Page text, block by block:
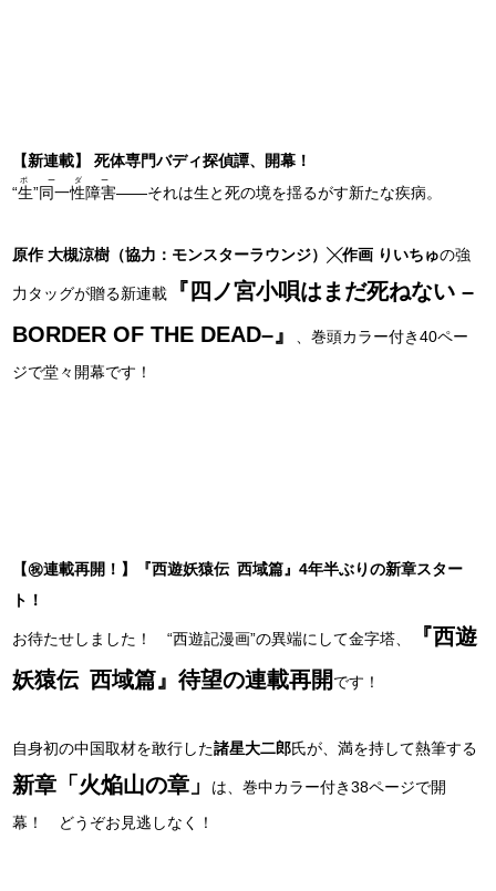
【新連載】 死体専門バディ探偵譚、開幕！
“生”同一性障害
ボーダー
——それは生と死の境を揺るがす新たな疾病。
原作 大槻涼樹（協力：モンスターラウンジ）╳作画 りいちゅの強
力タッグが贈る新連載
『四ノ宮小唄はまだ死ねない –
BORDER OF THE DEAD–』
、巻頭カラー付き40ペー
ジで堂々開幕です！
【㊗連載再開！】『西遊妖猿伝 西域篇』4年半ぶりの新章スター
ト！
お待たせしました！ “西遊記漫画”の異端にして金字塔、
『西遊
妖猿伝 西域篇』待望の連載再開 です！
自身初の中国取材を敢行した諸星大二郎氏が、満を持して熱筆する
新章「火焔山の章」
は、巻中カラー付き38ページで開
幕！ どうぞお見逃しなく！